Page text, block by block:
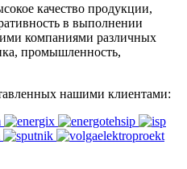
качество продукции,
в выполнении
компаниями различных
промышленность,
нашими клиентами: